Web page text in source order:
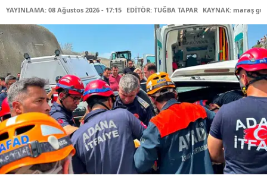
YAYINLAMA: 08 Ağustos 2026 - 17:15 EDİTÖR: TUĞBA TAPAR KAYNAK: maraş